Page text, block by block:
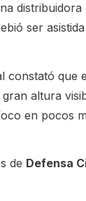
ser
constató que
altura
en pocos
de Defensa